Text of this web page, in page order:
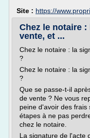
Site : https://
Chez le notaire :
vente, et ...
Chez le notaire : la
?
Chez le notaire : la
?
Que se passe-t-il
de vente ? Ne vous
peine d'avoir des frais
étapes à ne pas
chez le notaire.
La signature de l'acte